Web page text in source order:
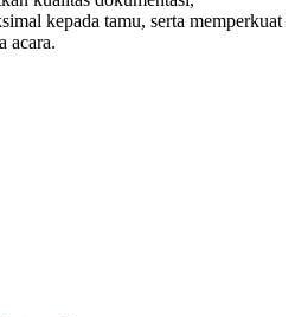
kepada tamu, serta memperkuat
acara.